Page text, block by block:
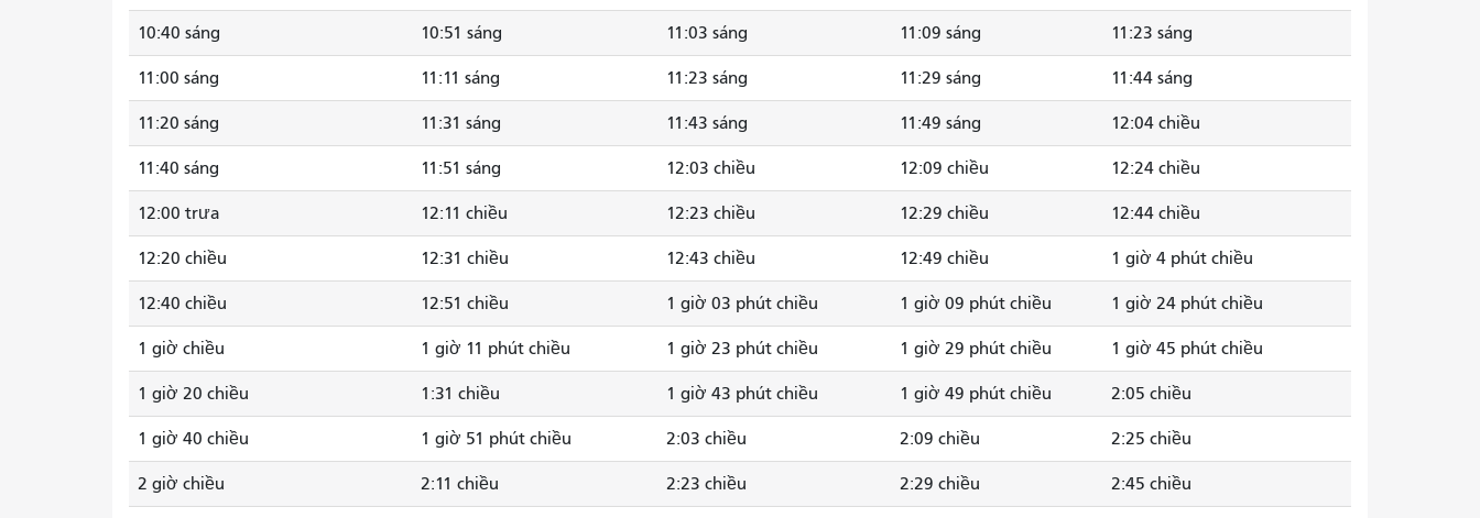
10:40 sáng 10:51 sáng 11:03 sáng 11:09 sáng 11:23 sáng
11:00 sáng 11:11 sáng 11:23 sáng 11:29 sáng 11:44 sáng
11:20 sáng 11:31 sáng 11:43 sáng 11:49 sáng 12:04 chiều
11:40 sáng 11:51 sáng 12:03 chiều 12:09 chiều 12:24 chiều
12:00 trưa 12:11 chiều 12:23 chiều 12:29 chiều 12:44 chiều
12:20 chiều 12:31 chiều 12:43 chiều 12:49 chiều 1 giờ 4 phút chiều
12:40 chiều 12:51 chiều 1 giờ 03 phút chiều 1 giờ 09 phút chiều 1 giờ 24 phút chiều
1 giờ chiều 1 giờ 11 phút chiều 1 giờ 23 phút chiều 1 giờ 29 phút chiều 1 giờ 45 phút chiều
1 giờ 20 chiều 1:31 chiều 1 giờ 43 phút chiều 1 giờ 49 phút chiều 2:05 chiều
1 giờ 40 chiều 1 giờ 51 phút chiều 2:03 chiều 2:09 chiều 2:25 chiều
2 giờ chiều 2:11 chiều 2:23 chiều 2:29 chiều 2:45 chiều